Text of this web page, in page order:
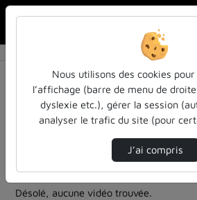
Résultats de la
Filtres actifs (cliquer pour en retirer) :
Français
colloques-et-conferences
cycle-sciences-et-societe-iecl
6 vidéos trouvées
Désolé, aucune vidéo trouvée.
Nous utilisons des cookies
l’affichage (barre de menu de
dyslexie etc.), gérer la session
analyser le trafic du site (pour
J’ai compris